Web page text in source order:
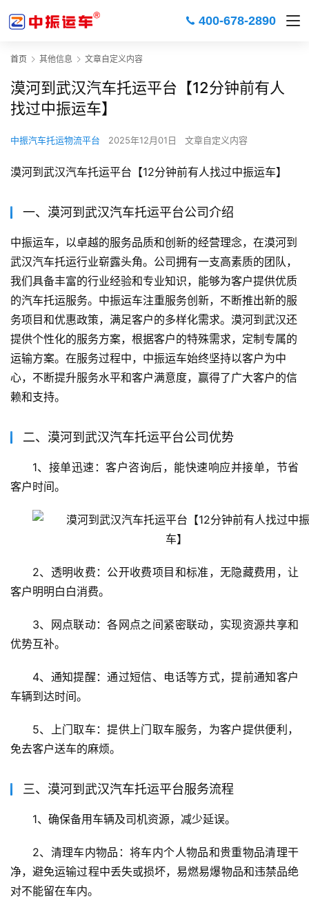
400-678-2890
首页 其他信息 文章自定义内容
漠河到武汉汽车托运平台【12分钟前有人
找过中振运车】
中振汽车托运物流平台 2025年12月01日 文章自定义内容
漠河到武汉汽车托运平台【12分钟前有人找过中振运车】
一、漠河到武汉汽车托运平台公司介绍
中振运车，以卓越的服务品质和创新的经营理念，在漠河到
武汉汽车托运行业崭露头角。公司拥有一支高素质的团队，
我们具备丰富的行业经验和专业知识，能够为客户提供优质
的汽车托运服务。中振运车注重服务创新，不断推出新的服
务项目和优惠政策，满足客户的多样化需求。漠河到武汉还
提供个性化的服务方案，根据客户的特殊需求，定制专属的
运输方案。在服务过程中，中振运车始终坚持以客户为中
心，不断提升服务水平和客户满意度，赢得了广大客户的信
赖和支持。
二、漠河到武汉汽车托运平台公司优势
1、接单迅速：客户咨询后，能快速响应并接单，节省
客户时间。
2、透明收费：公开收费项目和标准，无隐藏费用，让
客户明明白白消费。
3、网点联动：各网点之间紧密联动，实现资源共享和
优势互补。
4、通知提醒：通过短信、电话等方式，提前通知客户
车辆到达时间。
5、上门取车：提供上门取车服务，为客户提供便利，
免去客户送车的麻烦。
三、漠河到武汉汽车托运平台服务流程
1、确保备用车辆及司机资源，减少延误。
2、清理车内物品：将车内个人物品和贵重物品清理干
净，避免运输过程中丢失或损坏，易燃易爆物品和违禁品绝
对不能留在车内。